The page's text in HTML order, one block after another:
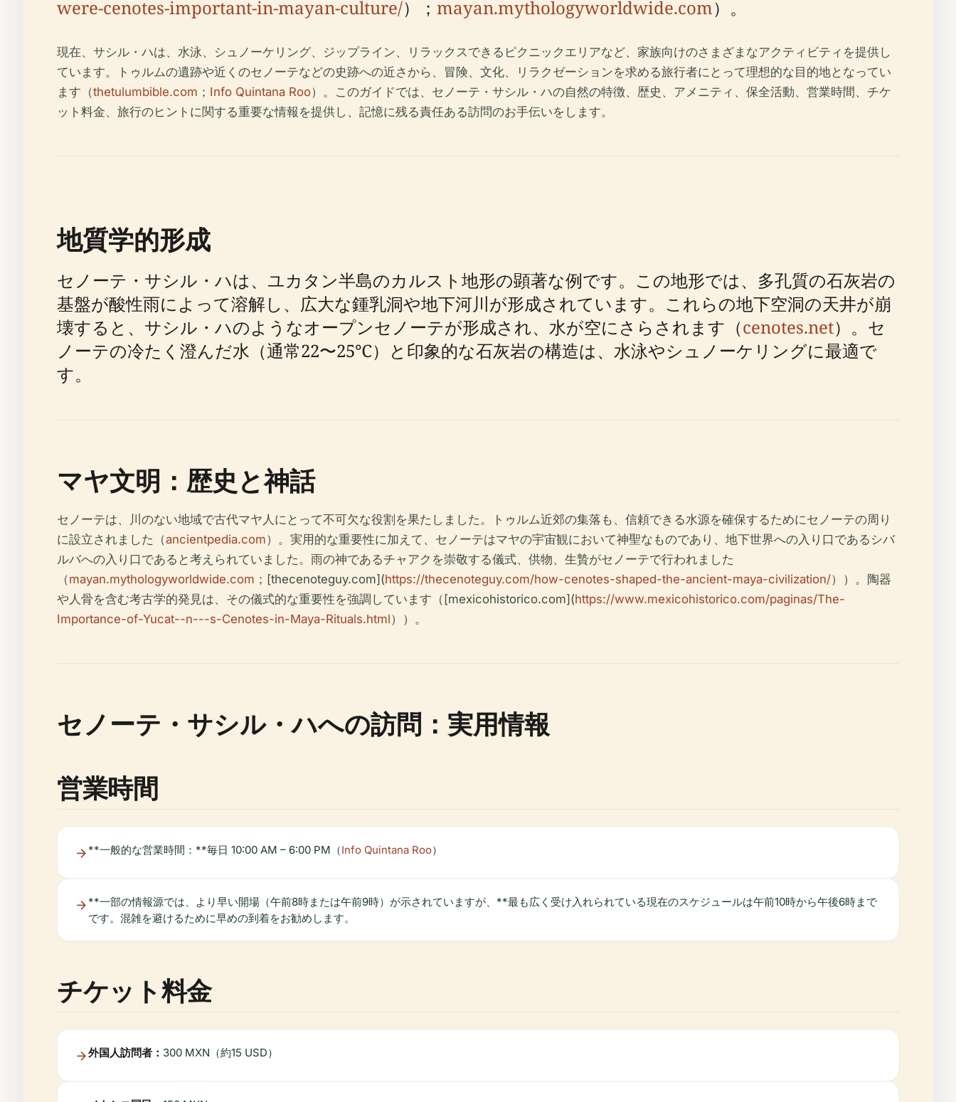
were-cenotes-important-in-mayan-culture/）； mayan.mythologyworldwide.com）。
現在、サシル・ハは、水泳、シュノーケリング、ジップライン、リラックスできるピクニックエリアなど、家族向けのさまざまなアクティビティを提供し
ています。トゥルムの遺跡や近くのセノーテなどの史跡への近さから、冒険、文化、リラクゼーションを求める旅行者にとって理想的な目的地となってい
ます（thetulumbible.com ； Info Quintana Roo）。このガイドでは、セノーテ・サシル・ハの自然の特徴、歴史、アメニティ、保全活動、営業時間、チケ
ット料金、旅行のヒントに関する重要な情報を提供し、記憶に残る責任ある訪問のお手伝いをします。
地質学的形成
セノーテ・サシル・ハは、ユカタン半島のカルスト地形の顕著な例です。この地形では、多孔質の石灰岩の
基盤が酸性雨によって溶解し、広大な鍾乳洞や地下河川が形成されています。これらの地下空洞の天井が崩
壊すると、サシル・ハのようなオープンセノーテが形成され、水が空にさらされます（cenotes.net）。セ
ノーテの冷たく澄んだ水（通常22〜25℃）と印象的な石灰岩の構造は、水泳やシュノーケリングに最適で
す。
マヤ文明：歴史と神話
セノーテは、川のない地域で古代マヤ人にとって不可欠な役割を果たしました。トゥルム近郊の集落も、信頼できる水源を確保するためにセノーテの周り
に設立されました（ancientpedia.com）。実用的な重要性に加えて、セノーテはマヤの宇宙観において神聖なものであり、地下世界への入り口であるシバ
ルバへの入り口であると考えられていました。雨の神であるチャアクを崇敬する儀式、供物、生贄がセノーテで行われました
（mayan.mythologyworldwide.com ；[thecenoteguy.com](https://thecenoteguy.com/how-cenotes-shaped-the-ancient-maya-civilization/））。陶器
や人骨を含む考古学的発見は、その儀式的な重要性を強調しています（[mexicohistorico.com](https://www.mexicohistorico.com/paginas/The-
Importance-of-Yucat--n---s-Cenotes-in-Maya-Rituals.html））。
セノーテ・サシル・ハへの訪問：実用情報
営業時間
**一般的な営業時間：**毎日 10:00 AM – 6:00 PM（Info Quintana Roo）
**一部の情報源では、より早い開場（午前8時または午前9時）が示されていますが、**最も広く受け入れられている現在のスケジュールは午前10時から午後6時まで
です。混雑を避けるために早めの到着をお勧めします。
チケット料金
外国人訪問者： 300 MXN（約15 USD）